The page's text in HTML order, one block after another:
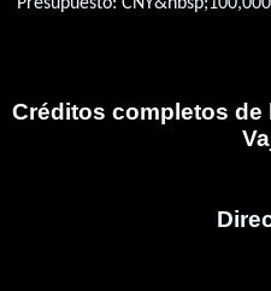
Créditos completos de